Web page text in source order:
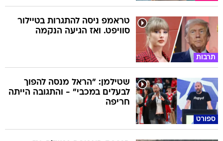
תרבות
טראמפ ניסה להתגרות בטיילור
סוויפט. ואז הגיעה הנקמה
ספורט
שטילמן: "הראל מנסה להפוך
לבעלים במכבי" - והתגובה הייתה
חריפה